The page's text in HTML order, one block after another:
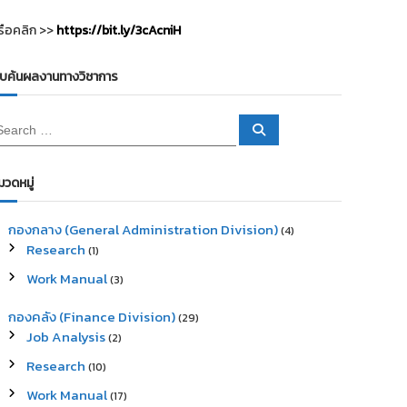
อคลิก >>https://bit.ly/3cAcniH
ค้นผลงานทางวิชาการ
S
วดหมู่
กองกลาง (General Administration Division)(4)
Research (1)
Work Manual(3)
กองคลัง (Finance Division)(29)
Job Analysis(2)
Research (10)
Work Manual(17)